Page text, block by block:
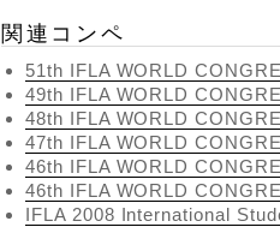
関連コンペ
51th IFLA WORLD
49th IFLA WORLD
48th IFLA WORLD
47th IFLA WORLD
46th IFLA WORLD
46th IFLA WORLD
IFLA 2008 International